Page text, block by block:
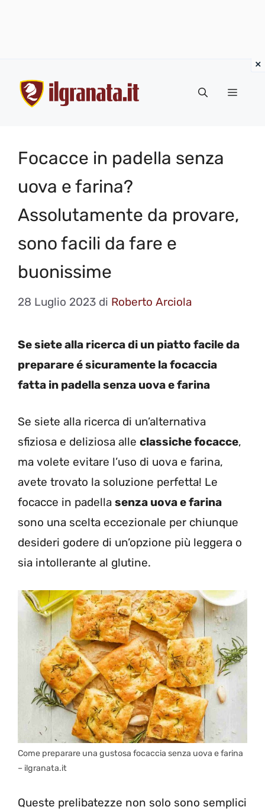
contenuto
Menu
Focacce in padella senza
uova e farina?
Assolutamente da provare,
sono facili da fare e
buonissime
28 Luglio 2023 di Roberto Arciola
Se siete alla ricerca di un piatto facile da
preparare é sicuramente la focaccia
fatta in padella senza uova e farina
Se siete alla ricerca di un’alternativa
sfiziosa e deliziosa alle classiche focacce,
ma volete evitare l’uso di uova e farina,
avete trovato la soluzione perfetta! Le
focacce in padella senza uova e farina
sono una scelta eccezionale per chiunque
desideri godere di un’opzione più leggera o
sia intollerante al glutine.
Come preparare una gustosa focaccia senza uova e farina
– ilgranata.it
Queste prelibatezze non solo sono semplici